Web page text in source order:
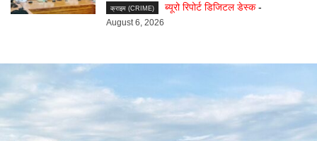
क्राइम (CRIME) ब्यूरो रिपोर्ट डिजिटल डेस्क -
August 6, 2026